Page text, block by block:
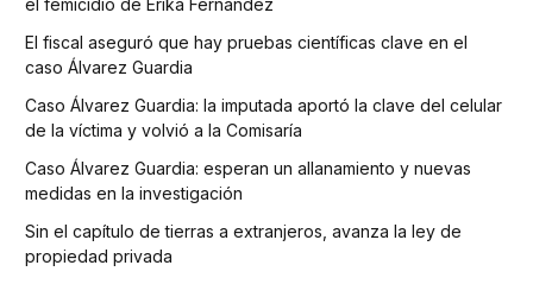
el femicidio de Erika Fernández
El fiscal aseguró que hay pruebas científicas clave en el
caso Álvarez Guardia
Caso Álvarez Guardia: la imputada aportó la clave del celular
de la víctima y volvió a la Comisaría
Caso Álvarez Guardia: esperan un allanamiento y nuevas
medidas en la investigación
Sin el capítulo de tierras a extranjeros, avanza la ley de
propiedad privada